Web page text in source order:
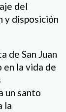
del
y disposición
de San Juan
en la vida de
un santo
la